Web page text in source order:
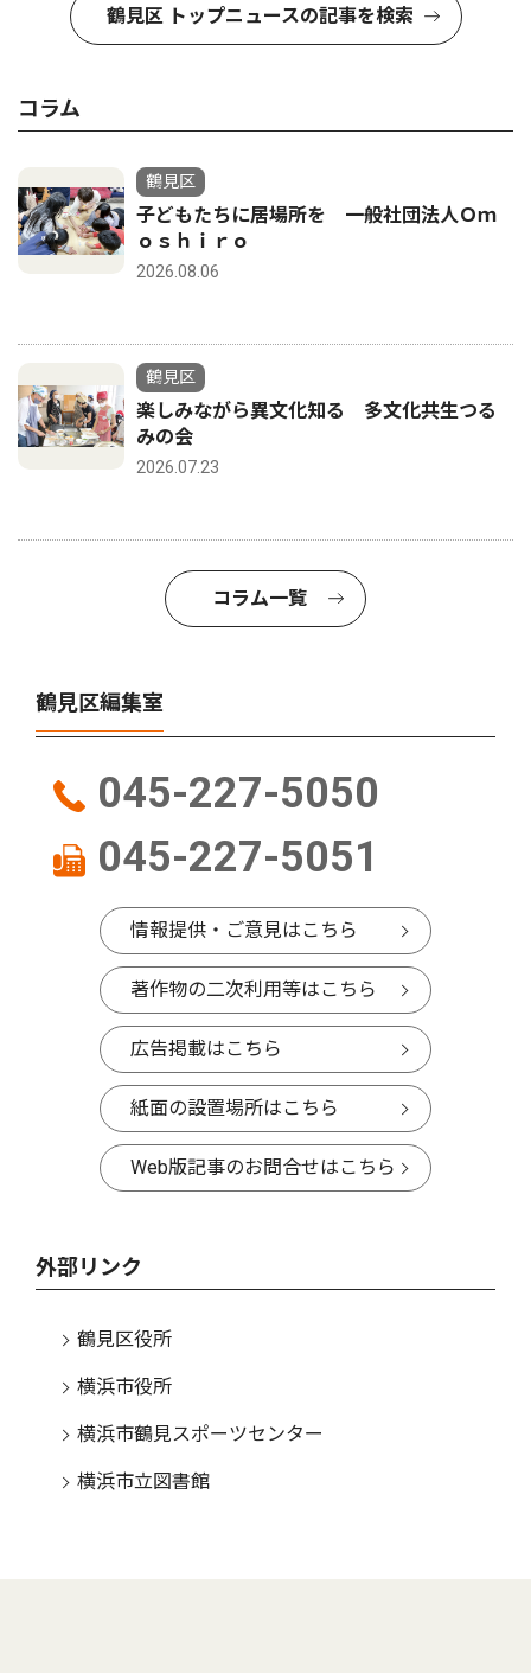
鶴見区 トップニュースの記事を検索
コラム
鶴見区
子どもたちに居場所を 一般社団法人Ｏｍ
ｏｓｈｉｒｏ
2026.08.06
鶴見区
楽しみながら異文化知る 多文化共生つる
みの会
2026.07.23
コラム一覧
鶴見区編集室
045-227-5050
045-227-5051
情報提供・ご意見はこちら
著作物の二次利用等はこちら
広告掲載はこちら
紙面の設置場所はこちら
Web版記事のお問合せはこちら
外部リンク
鶴見区役所
横浜市役所
横浜市鶴見スポーツセンター
横浜市立図書館